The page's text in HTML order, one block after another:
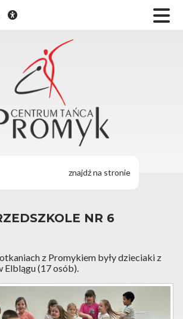
NR 6
z Promykiem były dzieciaki z
Elblągu (17 osób).